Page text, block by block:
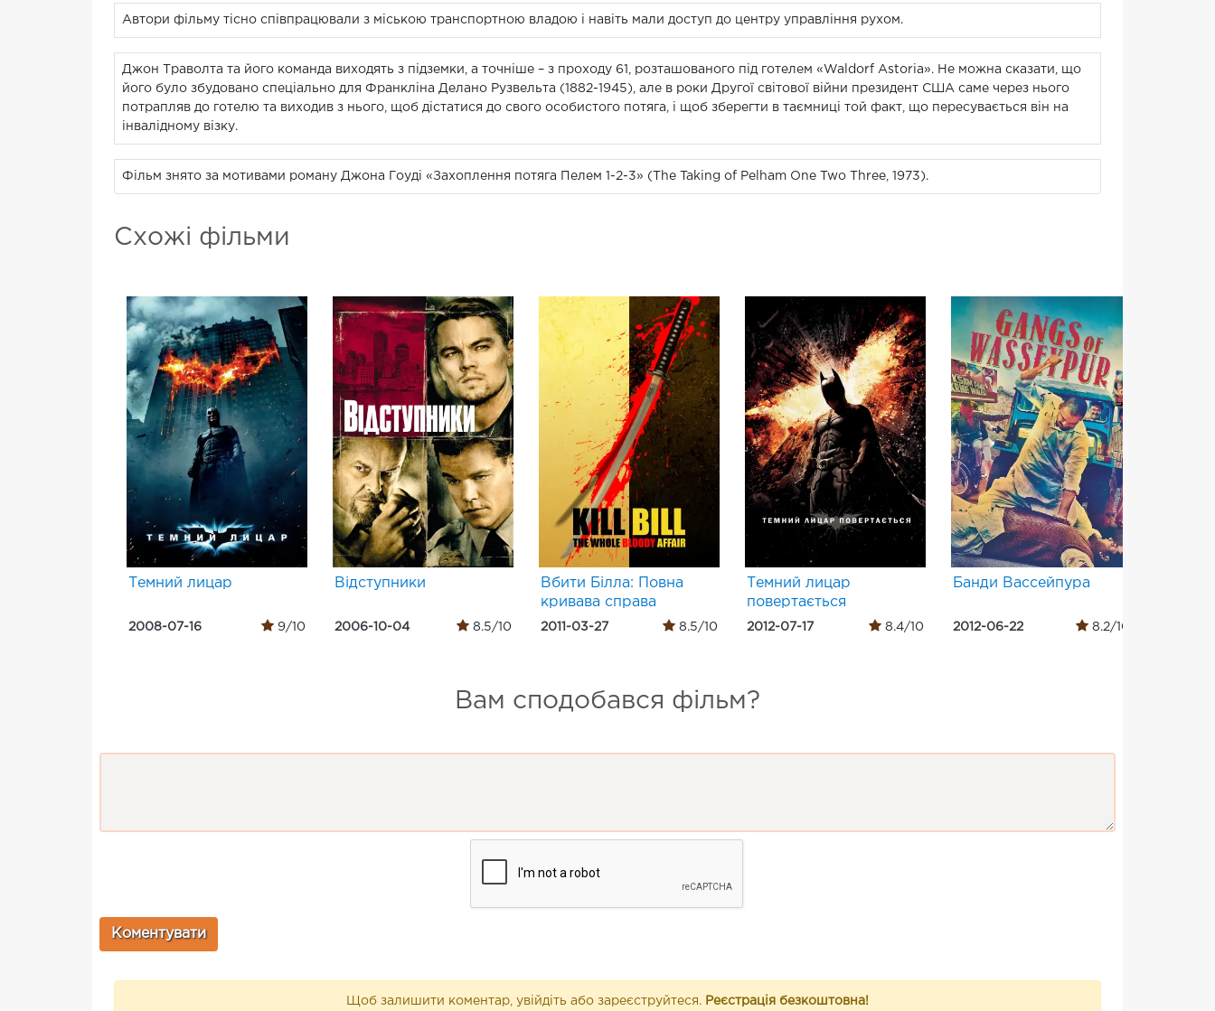
Автори фільму тісно співпрацювали з міською транспортною владою і навіть мали доступ до центру управління рухом.
Джон Траволта та його команда виходять з підземки, а точніше – з проходу 61, розташованого під готелем «Waldorf Astoria». Не можна сказати, що
його було збудовано спеціально для Франкліна Делано Рузвельта (1882-1945), але в роки Другої світової війни президент США саме через нього
потрапляв до готелю та виходив з нього, щоб дістатися до свого особистого потяга, і щоб зберегти в таємниці той факт, що пересувається він на
інвалідному візку.
Фільм знято за мотивами роману Джона Гоуді «Захоплення потяга Пелем 1-2-3» (The Taking of Pelham One Two Three, 1973).
Схожі фільми
Темний лицар
2008-07-16 9/10
Відступники
2006-10-04 8.5/10
Вбити Білла: Повна
кривава справа
2011-03-27 8.5/10
Темний лицар
повертається
2012-07-17 8.4/10
Банди Вассейпура
2012-06-22 8.2/10
Вам сподобався фільм?
Щоб залишити коментар, увійдіть або зареєструйтеся. Реєстрація безкоштовна!